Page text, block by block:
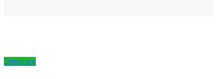
Deportes